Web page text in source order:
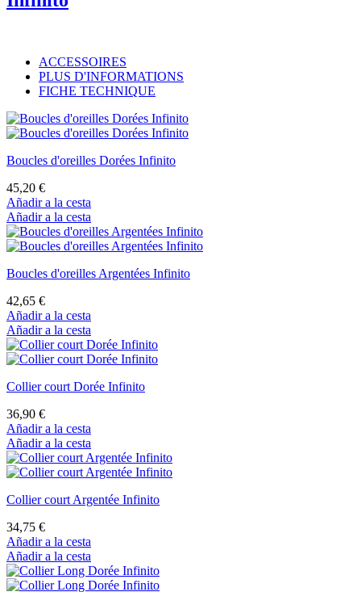
ACCESSOIRES
PLUS D'INFORMATIONS
FICHE TECHNIQUE
Boucles d'oreilles Dorées Infinito
45,20 €
Añadir a la cesta
Añadir a la cesta
Boucles d'oreilles Argentées Infinito
42,65 €
Añadir a la cesta
Añadir a la cesta
Collier court Dorée Infinito
36,90 €
Añadir a la cesta
Añadir a la cesta
Collier court Argentée Infinito
34,75 €
Añadir a la cesta
Añadir a la cesta